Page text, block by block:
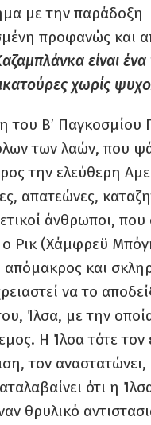
με την παράδοξη
προφανώς και
είναι
χωρίς
του Β’
των λαών, που
την ελεύθερη
απατεώνες,
άνθρωποι,
Ρικ (Χάμφρεϋ
απόμακρος και
να το
Ίλσα, με την
Η Ίλσα τότε τον
τον
ότι η
θρυλικό